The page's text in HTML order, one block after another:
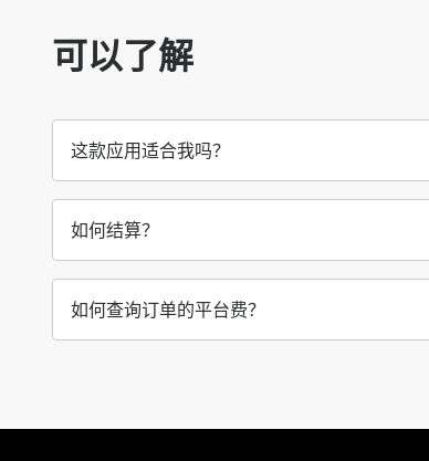
可以了解
这款应用适合我吗？
如何结算？
如何查询订单的平台费？